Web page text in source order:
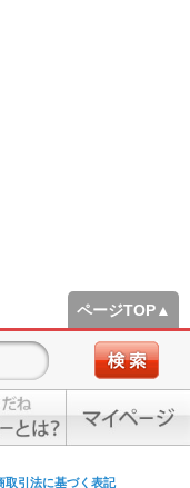
ページTOP▲
取引法に基づく表記